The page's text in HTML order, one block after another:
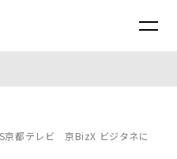
都テレビ 京BizX ビジタネに